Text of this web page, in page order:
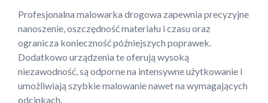
Profesjonalna malowarka drogowa zapewnia precyzyjne
nanoszenie, oszczędność materiału i czasu oraz
ogranicza konieczność późniejszych poprawek.
Dodatkowo urządzenia te oferują wysoką
niezawodność, są odporne na intensywne użytkowanie i
umożliwiają szybkie malowanie nawet na wymagających
odcinkach.